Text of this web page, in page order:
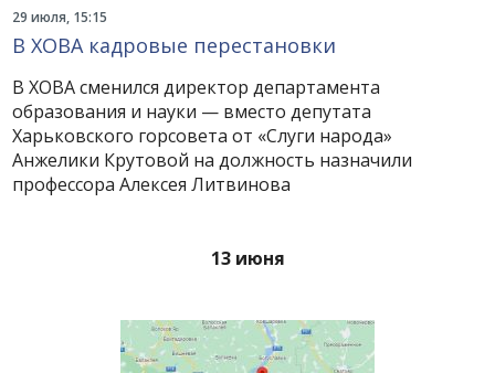
29 июля, 15:15
В ХОВА кадровые перестановки
В ХОВА сменился директор департамента
образования и науки — вместо депутата
Харьковского горсовета от «Слуги народа»
Анжелики Крутовой на должность назначили
профессора Алексея Литвинова
13 июня